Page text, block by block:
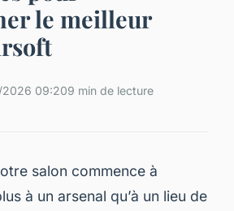
le meilleur
2026 09:209 min de lecture
salon commence à
à un arsenal qu’à un lieu de